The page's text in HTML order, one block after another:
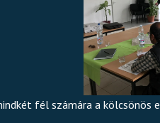
fél számára a kölcsönös